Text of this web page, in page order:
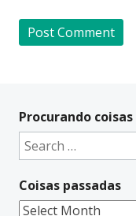
t
e
a
t
Procurando coisas
Search
for:
Coisas passadas
Coisas